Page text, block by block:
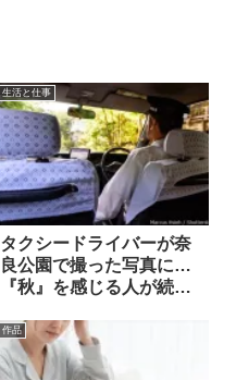
生活と仕事
タクシードライバーが奈
良公園で撮った写真に…
『秋』を感じる人が続
作品